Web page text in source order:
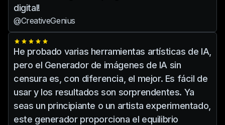
digital!
@CreativeGenius
He probado varias herramientas artísticas de IA,
pero el Generador de imágenes de IA sin
censura es, con diferencia, el mejor. Es fácil de
usar y los resultados son sorprendentes. Ya
seas un principiante o un artista experimentado,
este generador proporciona el equilibrio